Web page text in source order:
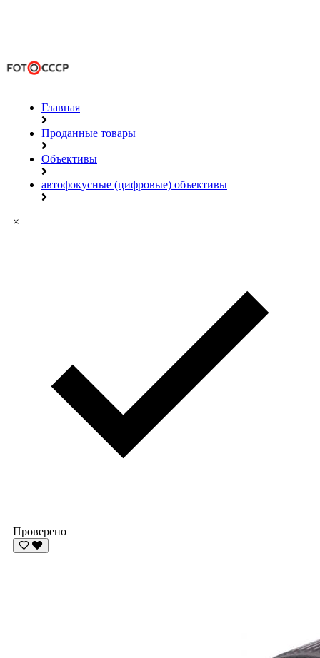
Главная
Проданные товары
Объективы
автофокусные (цифровые) объективы
×
Проверено